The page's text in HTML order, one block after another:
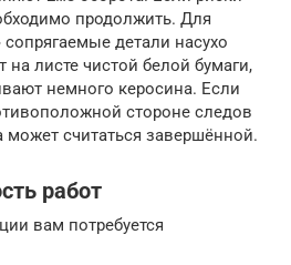
продолжить. Для
детали насухо
листе чистой белой бумаги,
немного керосина. Если
стороне следов
может считаться завершённой.
работ
вам потребуется